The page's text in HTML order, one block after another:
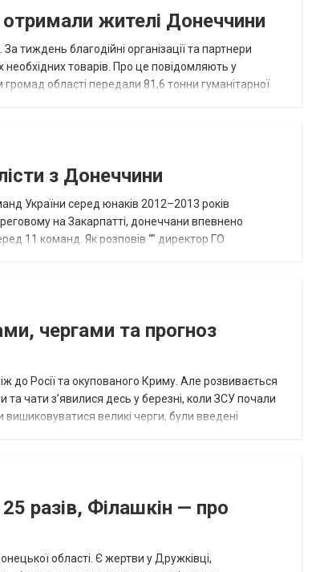
отримали жителі Донеччини
тиждень благодійні організації та партнери
необхідних товарів. Про це повідомляють у
області передали 81,6 тонни гуманітарної
з Донеччини
України серед юнаків 2012–2013 років
на Закарпатті, донеччани впевнено
11 команд. Як розповів “” директор ГО
чергами та прогноз
до Росії та окупованого Криму. Але розвивається
чати з’явилися десь у березні, коли ЗСУ почали
великі черги, були введені
разів, Філашкін — про
області. Є жертви у Дружківці,